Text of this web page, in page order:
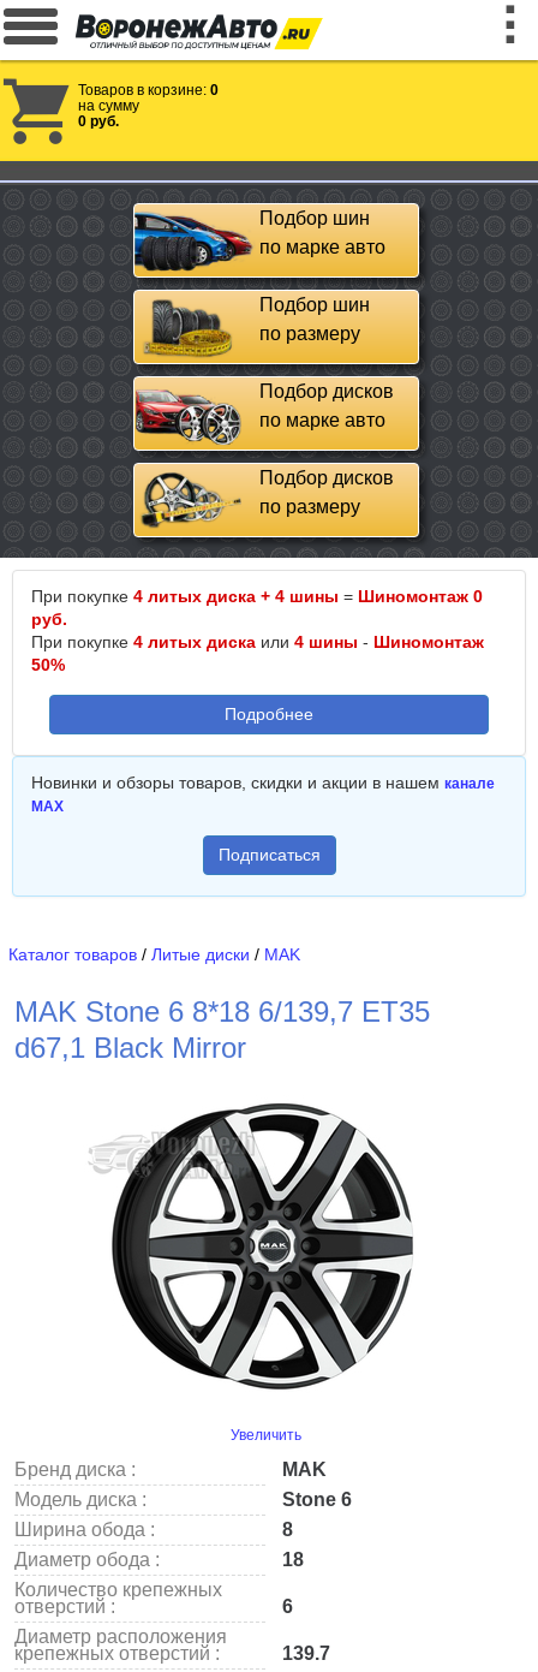
Товаров в корзине: 0
на сумму
0 руб.
Подбор шин
по марке авто
Подбор шин
по размеру
Подбор дисков
по марке авто
Подбор дисков
по размеру
При покупке 4 литых диска + 4 шины = Шиномонтаж 0
руб.
При покупке 4 литых диска или 4 шины - Шиномонтаж
50%
Подробнее
Новинки и обзоры товаров, скидки и акции в нашем канале
MAX
Подписаться
Каталог товаров / Литые диски / MAK
MAK Stone 6 8*18 6/139,7 ET35
d67,1 Black Mirror
Увеличить
Бренд диска :
MAK
Модель диска :
Stone 6
Ширина обода :
8
Диаметр обода :
18
Количество крепежных
отверстий :
6
Диаметр расположения
крепежных отверстий :
139.7